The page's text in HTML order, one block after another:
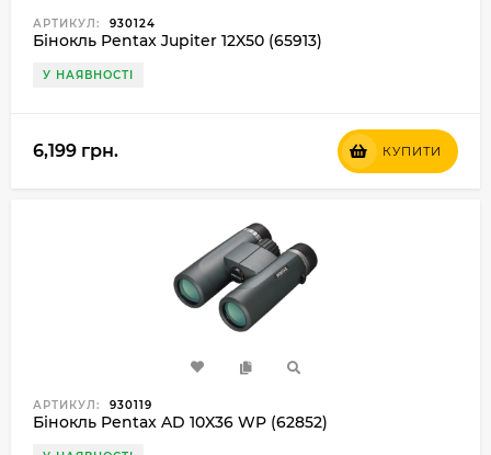
АРТИКУЛ: 930124
Бінокль Pentax Jupiter 12X50 (65913)
У НАЯВНОСТІ
6,199 грн. КУПИТИ
АРТИКУЛ: 930119
Бінокль Pentax AD 10X36 WP (62852)